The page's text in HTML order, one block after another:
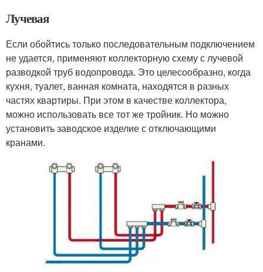
Лучевая
Если обойтись только последовательным подключением
не удается, применяют коллекторную схему с лучевой
разводкой труб водопровода. Это целесообразно, когда
кухня, туалет, ванная комната, находятся в разных
частях квартиры. При этом в качестве коллектора,
можно использовать все тот же тройник. Но можно
установить заводское изделие с отключающими
кранами.